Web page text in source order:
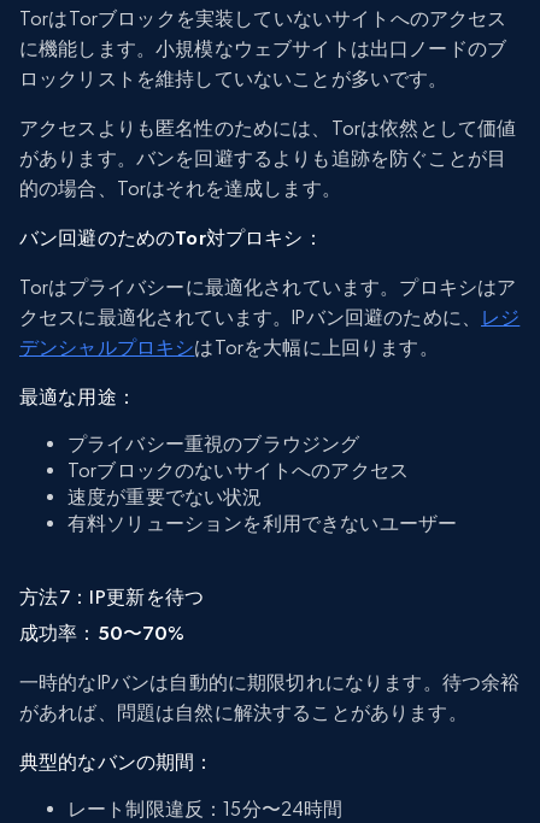
TorはTorブロックを実装していないサイトへのアクセス
に機能します。小規模なウェブサイトは出口ノードのブ
ロックリストを維持していないことが多いです。
アクセスよりも匿名性のためには、Torは依然として価値
があります。バンを回避するよりも追跡を防ぐことが目
的の場合、Torはそれを達成します。
バン回避のためのTor対プロキシ：
Torはプライバシーに最適化されています。プロキシはア
クセスに最適化されています。IPバン回避のために、
レジ
デンシャルプロキシはTorを大幅に上回ります。
最適な用途：
プライバシー重視のブラウジング
Torブロックのないサイトへのアクセス
速度が重要でない状況
有料ソリューションを利用できないユーザー
方法7：IP更新を待つ
成功率：50〜70%
一時的なIPバンは自動的に期限切れになります。待つ余裕
があれば、問題は自然に解決することがあります。
典型的なバンの期間：
レート制限違反：15分〜24時間